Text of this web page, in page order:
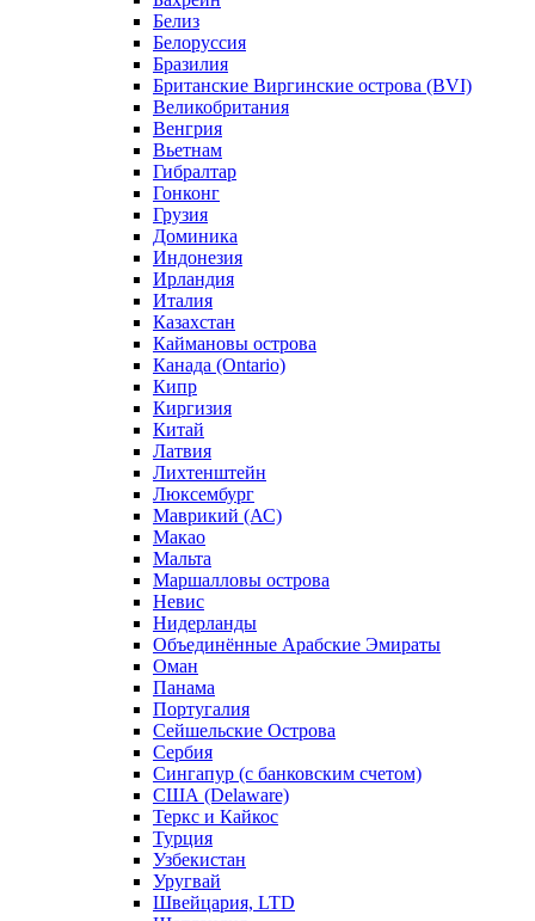
Белиз
Белоруссия
Бразилия
Британские Виргинские острова (BVI)
Великобритания
Венгрия
Вьетнам
Гибралтар
Гонконг
Грузия
Доминика
Индонезия
Ирландия
Италия
Казахстан
Каймановы острова
Канада (Ontario)
Кипр
Киргизия
Китай
Латвия
Лихтенштейн
Люксембург
Маврикий (АС)
Макао
Мальта
Маршалловы острова
Нeвис
Нидерланды
Объединённые Арабские Эмираты
Оман
Панама
Португалия
Сейшельские Острова
Сербия
Сингапур (c банковским счетом)
США (Delaware)
Теркс и Кайкос
Турция
Узбекистан
Уругвай
Швейцария, LTD